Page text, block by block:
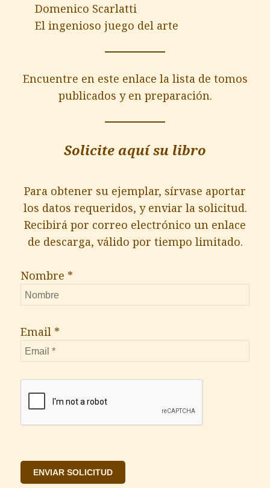
Domenico Scarlatti
El ingenioso juego del arte
Encuentre en este enlace la lista de tomos
publicados y en preparación.
Solicite aquí su libro
Para obtener su ejemplar, sírvase aportar
los datos requeridos, y enviar la solicitud.
Recibirá por correo electrónico un enlace
de descarga, válido por tiempo limitado.
Nombre *
Email *